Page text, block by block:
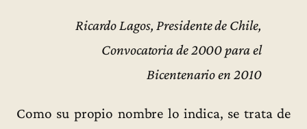
Ricardo Lagos, Presidente de Chile,
Convocatoria de 2000 para el
Bicentenario en 2010
Como su propio nombre lo indica, se trata de